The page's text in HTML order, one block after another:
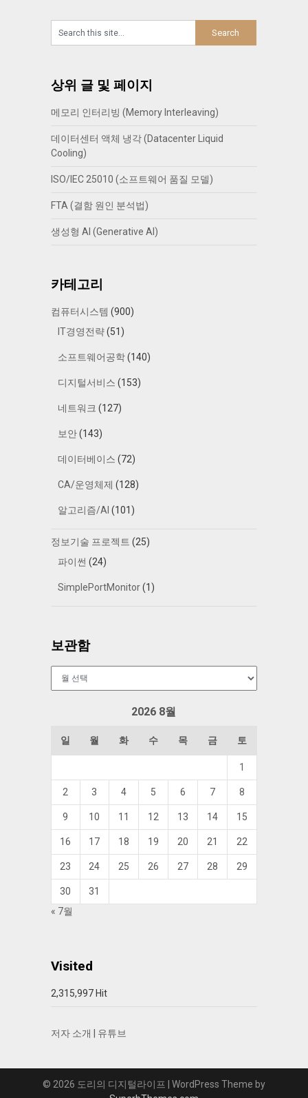
상위 글 및 페이지
메모리 인터리빙 (Memory Interleaving)
데이터센터 액체 냉각 (Datacenter Liquid
Cooling)
ISO/IEC 25010 (소프트웨어 품질 모델)
FTA (결함 원인 분석법)
생성형 AI (Generative AI)
카테고리
컴퓨터시스템 (900)
IT경영전략(51)
소프트웨어공학(140)
디지털서비스 (153)
네트워크 (127)
보안(143)
데이터베이스 (72)
CA/운영체제 (128)
알고리즘/AI (101)
정보기술 프로젝트 (25)
파이썬 (24)
SimplePortMonitor(1)
보관함
2026 8월
일 월 화 수 목 금 토
1
2 3 4 5 6 7 8
9 10 11 12 13 14 15
16 17 18 19 20 21 22
23 24 25 26 27 28 29
30
31
« 7월
Visited
2,315,997 Hit
저자 소개 유튜브
© 2026 도리의 디지털라이프
| WordPress Theme by